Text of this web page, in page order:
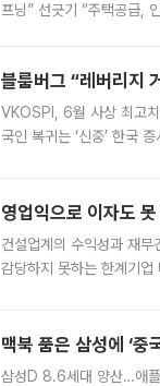
프닝” 선긋기 “주택공급,
블룸버그 “레버리지
VKOSPI, 6월 사상 최고치
국인 복귀는 ‘신중’ 한국
영업익으로 이자도
건설업계의 수익성과 재
감당하지 못하는 한계기
맥북 품은 삼성에 ‘
삼성D 8.6세대 양산…애